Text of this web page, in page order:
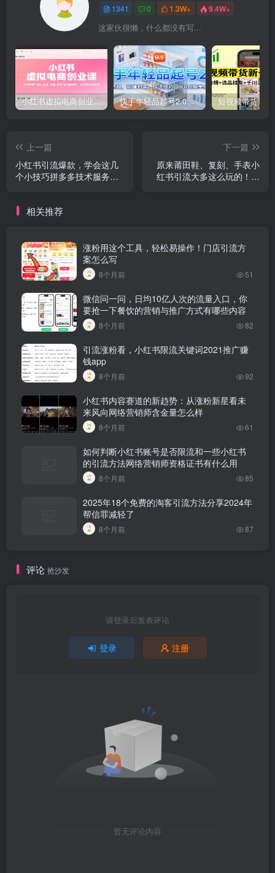
1341 0 1.3W+ 9.4W+
这家伙很懒，什么都没有写...
小红书虚拟电商创业课，系统拆解选品-内容-流量-变现，实现零成本变现 快手年轻品起号2.0：养号选品，剪辑封面，投流技巧，从0到爆单全流程
上一篇
小红书引流爆款，学会这几
个小技巧拼多多技术服务费
下一篇
原来莆田鞋、复刻、手表小
红书引流大多这么玩的！拼
相关推荐
涨粉用这个工具，轻松易操作！门店引流方
案怎么写
8个月前 51
微信问一问，日均10亿人次的流量入口，你
要抢一下餐饮的营销与推广方式有哪些内容
8个月前 82
引流涨粉看，小红书限流关键词2021推广赚
钱app
8个月前 92
小红书内容赛道的新趋势：从涨粉新星看未
来风向网络营销师含金量怎么样
8个月前 61
如何判断小红书账号是否限流和一些小红书
的引流方法网络营销师资格证书有什么用
8个月前 85
2025年18个免费的淘客引流方法分享2024年
帮信罪减轻了
8个月前 87
评论 抢沙发
请登录后发表评论
登录 注册
暂无评论内容